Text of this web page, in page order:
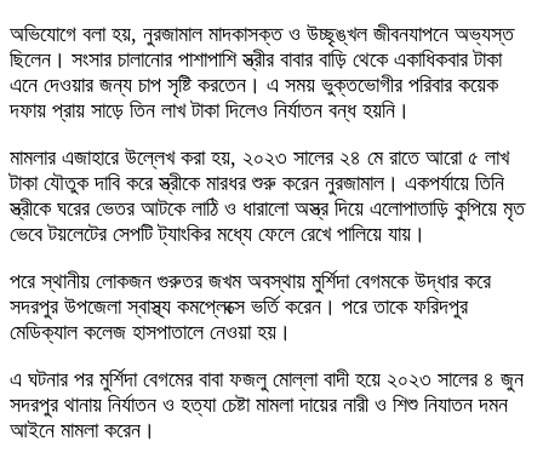
অভিযোগে বলা হয়, নুরজামাল মাদকাসক্ত ও উচ্ছৃঙ্খল জীবনযাপনে অভ্যস্ত
ছিলেন। সংসার চালানোর পাশাপাশি স্ত্রীর বাবার বাড়ি থেকে একাধিকবার টাকা
এনে দেওয়ার জন্য চাপ সৃষ্টি করতেন। এ সময় ভুক্তভোগীর পরিবার কয়েক
দফায় প্রায় সাড়ে তিন লাখ টাকা দিলেও নির্যাতন বন্ধ হয়নি।
মামলার এজাহারে উল্লেখ করা হয়, ২০২৩ সালের ২৪ মে রাতে আরো ৫ লাখ
টাকা যৌতুক দাবি করে স্ত্রীকে মারধর শুরু করেন নুরজামাল। একপর্যায়ে তিনি
স্ত্রীকে ঘরের ভেতর আটকে লাঠি ও ধারালো অস্ত্র দিয়ে এলোপাতাড়ি কুপিয়ে মৃত
ভেবে টয়লেটের সেপটি ট্যাংকির মধ্যে ফেলে রেখে পালিয়ে যায়।
পরে স্থানীয় লোকজন গুরুতর জখম অবস্থায় মুর্শিদা বেগমকে উদ্ধার করে
সদরপুর উপজেলা স্বাস্থ্য কমপ্লেক্সে ভর্তি করেন। পরে তাকে ফরিদপুর
মেডিক্যাল কলেজ হাসপাতালে নেওয়া হয়।
এ ঘটনার পর মুর্শিদা বেগমের বাবা ফজলু মোল্লা বাদী হয়ে ২০২৩ সালের ৪ জুন
সদরপুর থানায় নির্যাতন ও হত্যা চেষ্টা মামলা দায়ের নারী ও শিশু নিযাতন দমন
আইনে মামলা করেন।